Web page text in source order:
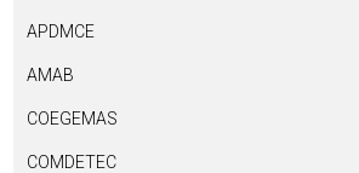
APDMCE
AMAB
COEGEMAS
COMDETEC